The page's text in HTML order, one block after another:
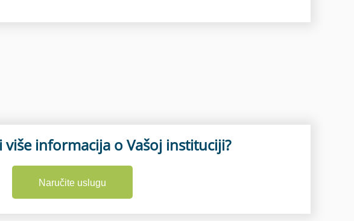
informacija o Vašoj instituciji?
Naručite uslugu